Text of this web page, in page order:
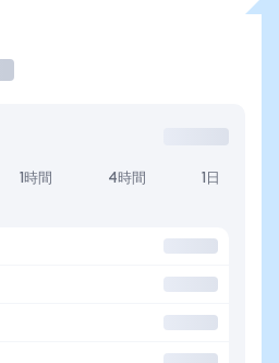
1時間 4時間 1日